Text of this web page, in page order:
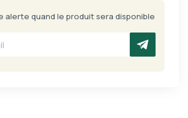
alerte quand le produit sera disponible